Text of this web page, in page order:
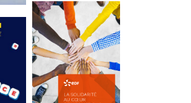
La
prévention
des conflits
d’intérêts
18 septembre 2023
FEUILLETER